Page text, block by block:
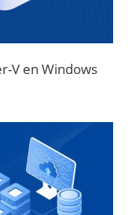
V en Windows